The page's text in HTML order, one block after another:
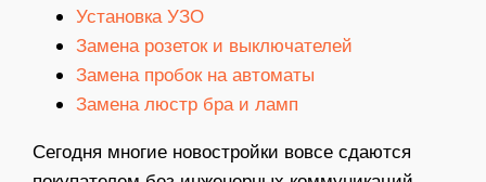
Установка УЗО
Замена розеток и выключателей
Замена пробок на автоматы
Замена люстр бра и ламп
Сегодня многие новостройки вовсе сдаются